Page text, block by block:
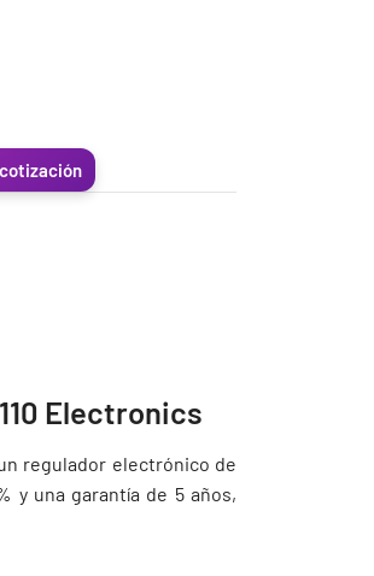
Electronics
regulador electrónico de
y una garantía de 5 años,